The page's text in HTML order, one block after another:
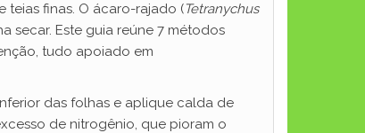
finas. O ácaro-rajado (Tetranychus
secar. Este guia reúne 7 métodos
tudo apoiado em
das folhas e aplique calda de
de nitrogênio, que pioram o